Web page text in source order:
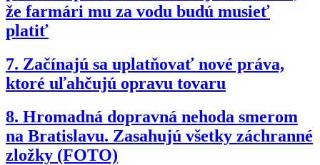
že farmári mu za vodu budú musieť
platiť
7. Začínajú sa uplatňovať nové práva,
ktoré uľahčujú opravu tovaru
8. Hromadná dopravná nehoda smerom
na Bratislavu. Zasahujú všetky záchranné
zložky (FOTO)